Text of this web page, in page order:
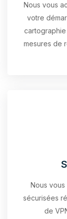
Nous vous
votre
mesures de
Nous
sécurisées
de